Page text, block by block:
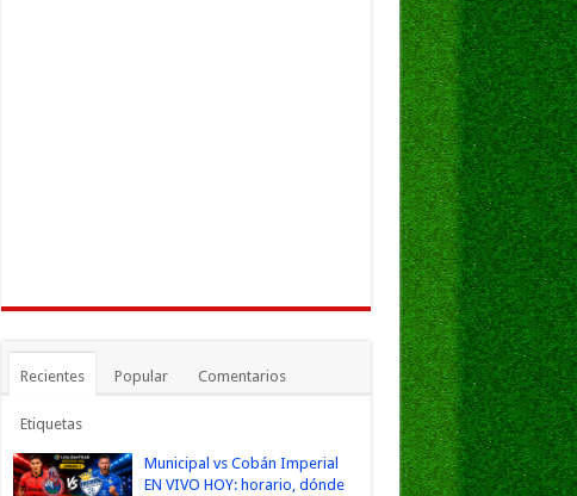
Recientes Popular Comentarios
Etiquetas
Municipal vs Cobán Imperial
EN VIVO HOY: horario, dónde